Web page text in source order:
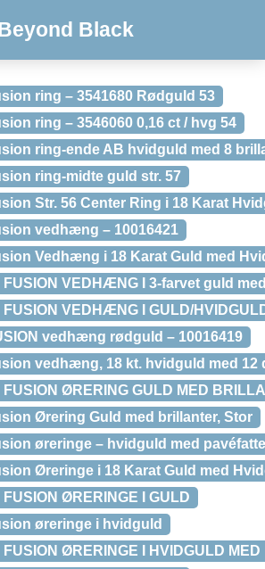
Black
ring – 3541680 Rødguld 53
ring – 3546060 0,16 ct / hvg 54
ring-ende AB hvidguld med 8
ring-midte guld str. 57
Str. 56 Center Ring i 18 Karat
vedhæng – 10016421
Vedhæng i 18 Karat Guld med
FUSION VEDHÆNG I 3-farvet guld
FUSION VEDHÆNG I GULD/
vedhæng rødguld – 10016419
vedhæng, 18 kt. hvidguld med 12
FUSION ØRERING GULD MED
Ørering Guld med brillanter, Stor
øreringe – hvidguld med
Øreringe i 18 Karat Guld med
ØRERINGE I GULD
øreringe i hvidguld
FUSION ØRERINGE I HVIDGULD